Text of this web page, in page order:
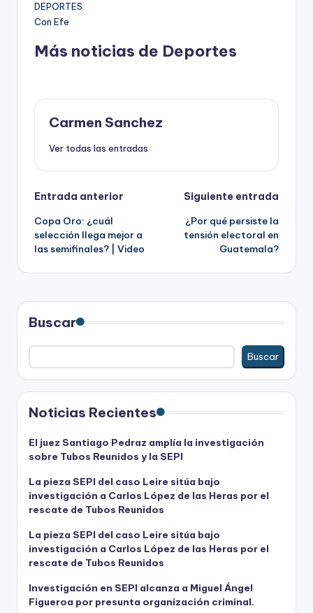
DEPORTES
Con Efe
Más noticias de Deportes
Carmen Sanchez
Ver todas las entradas
Navegación
de
entradas
Entrada anterior
Copa Oro: ¿cuál
selección llega mejor a
las semifinales? | Video
Siguiente entrada
¿Por qué persiste la
tensión electoral en
Guatemala?
Buscar
Buscar
Noticias Recientes
El juez Santiago Pedraz amplía la investigación
sobre Tubos Reunidos y la SEPI
La pieza SEPI del caso Leire sitúa bajo
investigación a Carlos López de las Heras por el
rescate de Tubos Reunidos
La pieza SEPI del caso Leire sitúa bajo
investigación a Carlos López de las Heras por el
rescate de Tubos Reunidos
Investigación en SEPI alcanza a Miguel Ángel
Figueroa por presunta organización criminal.